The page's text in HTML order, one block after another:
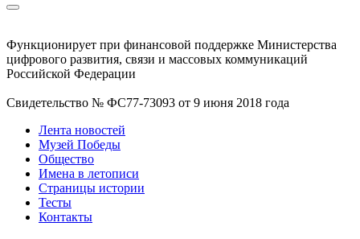
Функционирует при финансовой поддержке Министерства
цифрового развития, связи и массовых коммуникаций
Российской Федерации
Свидетельство № ФС77-73093 от 9 июня 2018 года
Лента новостей
Музей Победы
Общество
Имена в летописи
Страницы истории
Тесты
Контакты